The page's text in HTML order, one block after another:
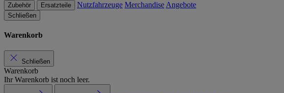
Zubehör
Ersatzteile Nutzfahrzeuge Merchandise Angebote
Schließen
Warenkorb
Schließen
Warenkorb
Ihr Warenkorb ist noch leer.